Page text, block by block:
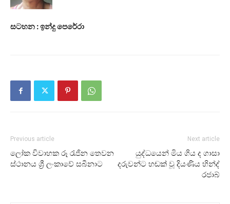
සටහන : ඉන්දු පෙරේරා
Previous article
ලෝක විවාහක රූ රැජින තෙවන
ස්ථානය ශ්‍රී ලංකාවේ සබීනාට
Next article
යුද්ධයෙන් මිය ගිය ද ගාසා
දරුවන්ට හඬක් වූ දියණිය හින්ද්
රජාබ්